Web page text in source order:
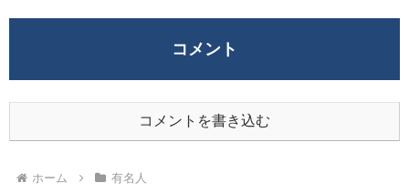
コメント
コメントを書き込む
ホーム 有名人